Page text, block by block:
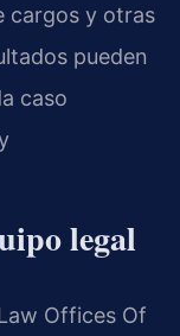
cargos y otras
pueden
caso
legal
Offices Of